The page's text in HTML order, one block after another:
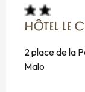
HÔTEL LE
2 place de la
Malo